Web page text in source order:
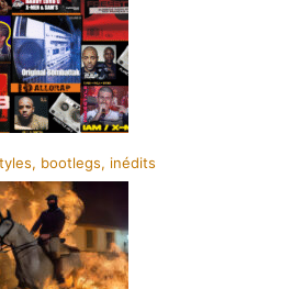
bootlegs, inédits